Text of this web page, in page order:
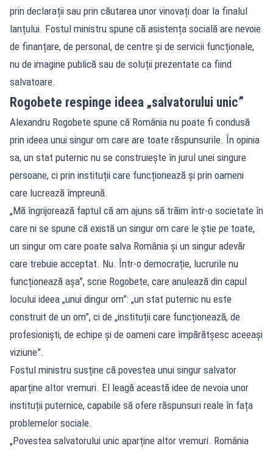
prin declarații sau prin căutarea unor vinovați doar la finalul
lanțului. Fostul ministru spune că asistența socială are nevoie
de finanțare, de personal, de centre și de servicii funcționale,
nu de imagine publică sau de soluții prezentate ca fiind
salvatoare.
Rogobete respinge ideea „salvatorului unic”
Alexandru Rogobete spune că România nu poate fi condusă
prin ideea unui singur om care are toate răspunsurile. În opinia
sa, un stat puternic nu se construiește în jurul unei singure
persoane, ci prin instituții care funcționează și prin oameni
care lucrează împreună.
„Mă îngrijorează faptul că am ajuns să trăim într-o societate în
care ni se spune că există un singur om care le știe pe toate,
un singur om care poate salva România și un singur adevăr
care trebuie acceptat. Nu. Într-o democrație, lucrurile nu
funcționează așa”, scrie Rogobete, care anulează din capul
locului ideea „unui dingur om”: „un stat puternic nu este
construit de un om”, ci de „instituții care funcționează, de
profesioniști, de echipe și de oameni care împărătșesc aceeași
viziune”.
Fostul ministru susține că povestea unui singur salvator
aparține altor vremuri. El leagă această idee de nevoia unor
instituții puternice, capabile să ofere răspunsuri reale în fața
problemelor sociale.
„Povestea salvatorului unic aparține altor vremuri. România